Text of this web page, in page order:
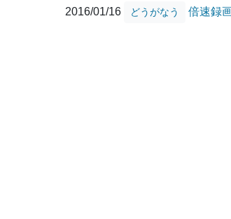
2016/01/16
どうがなう 倍速録